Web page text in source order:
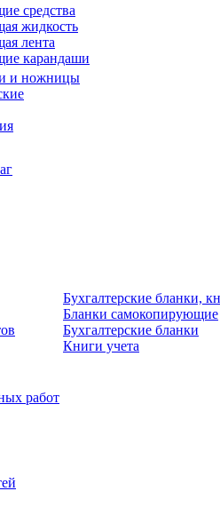
средства
жидкость
лента
карандаши
и ножницы
Бухгалтерские бланки,
Бланки самокопирующие
Бухгалтерские бланки
Книги учета
работ